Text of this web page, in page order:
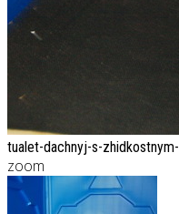
tualet-dachnyj-s-
zoom